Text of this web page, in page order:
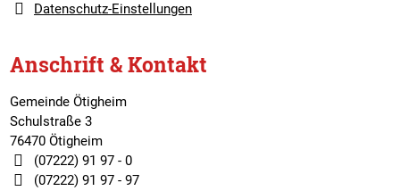
Datenschutz-Einstellungen
Anschrift & Kontakt
Gemeinde Ötigheim
Schulstraße 3
76470 Ötigheim
(07222) 91 97 - 0
(07222) 91 97 - 97